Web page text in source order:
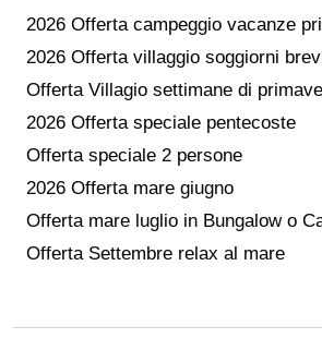
2026 Offerta campeggio vacanze
2026 Offerta villaggio soggiorni
Offerta Villagio settimane di
2026 Offerta speciale pentecoste
Offerta speciale 2 persone
2026 Offerta mare giugno
Offerta mare luglio in Bungalow o
Offerta Settembre relax al mare